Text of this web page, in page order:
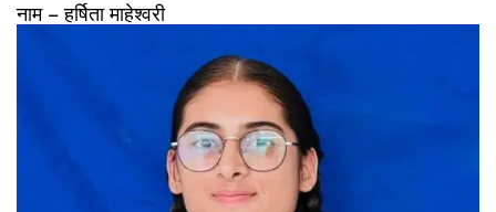
नाम – हर्षिता माहेश्वरी